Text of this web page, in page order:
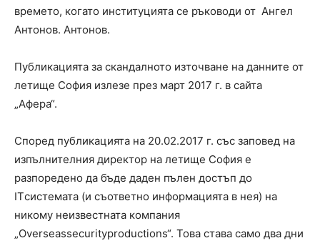
времето, когато институцията се ръководи от Ангел
Антонов. Антонов.
Публикацията за скандалното източване на данните от
летище София излезе през март 2017 г. в сайта
„Афера“.
Според публикацията на 20.02.2017 г. със заповед на
изпълнителния директор на летище София е
разпоредено да бъде даден пълен достъп до
ITсистемата (и съответно информацията в нея) на
никому неизвестната компания
„Overseassecurityproductions“. Това става само два дни